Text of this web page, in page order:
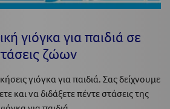
γιόγκα για παιδιά σε
ζώων
γιόγκα για παιδιά. Σας δείχνουμε
και να διδάξετε πέντε στάσεις της